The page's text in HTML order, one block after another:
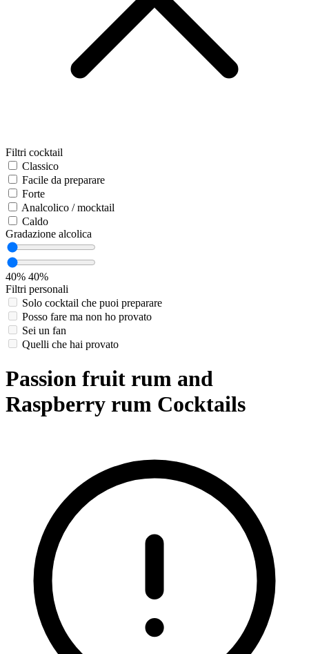
Filtri cocktail
Classico
Facile da preparare
Forte
Analcolico / mocktail
Caldo
Gradazione alcolica
40% 40%
Filtri personali
Solo cocktail che puoi preparare
Posso fare ma non ho provato
Sei un fan
Quelli che hai provato
Passion fruit rum and
Raspberry rum Cocktails